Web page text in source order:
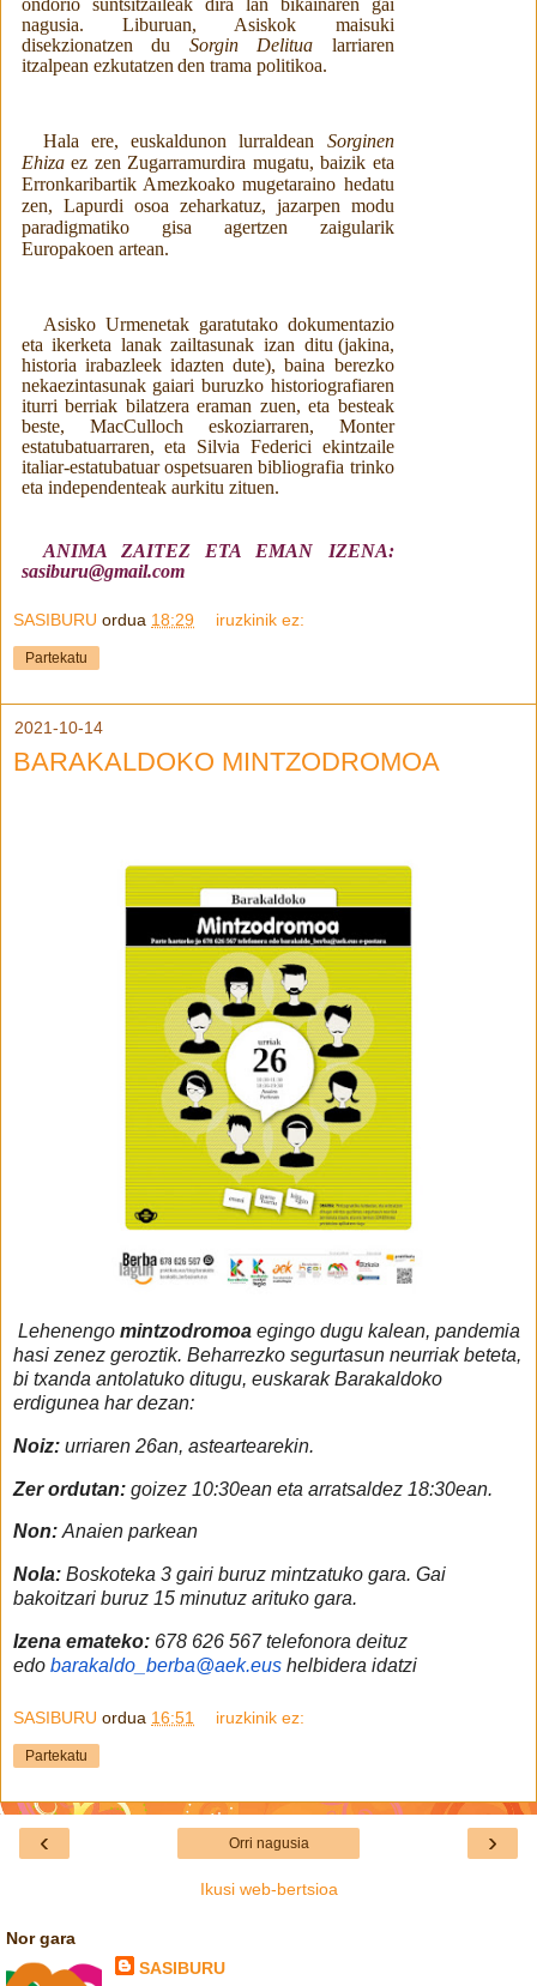
ondorio suntsitzaileak dira lan bikainaren gai
nagusia. Liburuan, Asiskok maisuki
disekzionatzen
du Sorgin Delitua
larriaren
itzalpean ezkutatzen den trama politikoa.
Hala ere, euskaldunon lurraldean Sorginen
Ehizaez zen Zugarramurdira mugatu, baizik eta
Erronkaribartik Amezkoako mugetaraino hedatu
zen, Lapurdi osoa zeharkatuz, jazarpen modu
paradigmatiko
gisa agertzen
zaigularik
Europakoen artean.
Asisko Urmenetak garatutako dokumentazio
eta ikerketa lanak zailtasunak izan ditu (jakina,
historia irabazleek idazten dute), baina berezko
nekaezintasunak gaiari buruzko historiografiaren
iturri berriak bilatzera eraman zuen, eta besteak
beste,
MacCulloch
eskoziarraren, Monter
estatubatuarraren, eta Silvia Federici ekintzaile
italiar-estatubatuar ospetsuaren bibliografia trinko
eta independenteak aurkitu zituen.
ANIMA ZAITEZ ETA EMAN IZENA:
sasiburu@gmail.com
SASIBURU ordua 18:29 iruzkinik ez:
Partekatu
2021-10-14
BARAKALDOKO MINTZODROMOA
Lehenengo mintzodromoa egingo dugu kalean, pandemia
hasi zenez geroztik. Beharrezko segurtasun neurriak beteta,
bi txanda antolatuko ditugu, euskarak Barakaldoko
erdigunea har dezan:
Noiz: urriaren 26an, asteartearekin.
Zer ordutan: goizez 10:30ean eta arratsaldez 18:30ean.
Non:Anaien parkean
Nola: Boskoteka 3 gairi buruz mintzatuko gara. Gai
bakoitzari buruz 15 minutuz arituko gara.
Izena emateko: 678 626 567 telefonora deituz
edo barakaldo_berba@aek.eus helbidera idatzi
SASIBURU ordua 16:51 iruzkinik ez:
Partekatu
‹ ›
Orri nagusia
Ikusi web-bertsioa
Nor gara
SASIBURU